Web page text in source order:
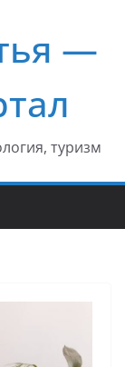
—
туризм